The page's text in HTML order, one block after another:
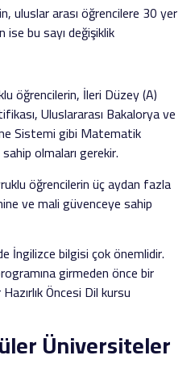
uluslar arası öğrencilere 30 yer
ise bu sayı değişiklik
öğrencilerin, İleri Düzey (A)
Uluslararası Bakalorya ve
Sistemi gibi Matematik
olmaları gerekir.
öğrencilerin üç aydan fazla
ve mali güvenceye sahip
İngilizce bilgisi çok önemlidir.
girmeden önce bir
Öncesi Dil kursu
Üniversiteler